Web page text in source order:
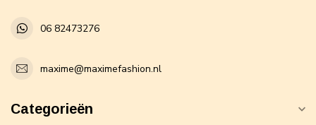
06 82473276
maxime@maximefashion.nl
Categorieën